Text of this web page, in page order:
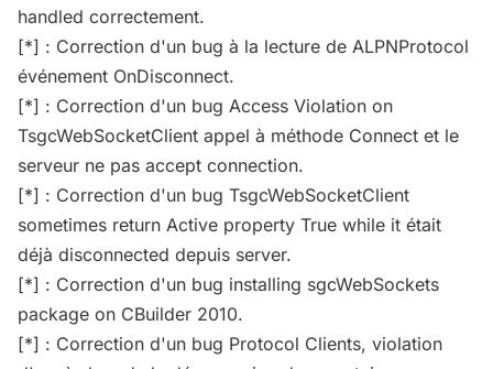
handled correctement.
[*] : Correction d'un bug à la lecture de ALPNProtocol
événement OnDisconnect.
[*] : Correction d'un bug Access Violation on
TsgcWebSocketClient appel à méthode Connect et le
serveur ne pas accept connection.
[*] : Correction d'un bug TsgcWebSocketClient
sometimes return Active property True while it était
déjà disconnected depuis server.
[*] : Correction d'un bug installing sgcWebSockets
package on CBuilder 2010.
[*] : Correction d'un bug Protocol Clients, violation